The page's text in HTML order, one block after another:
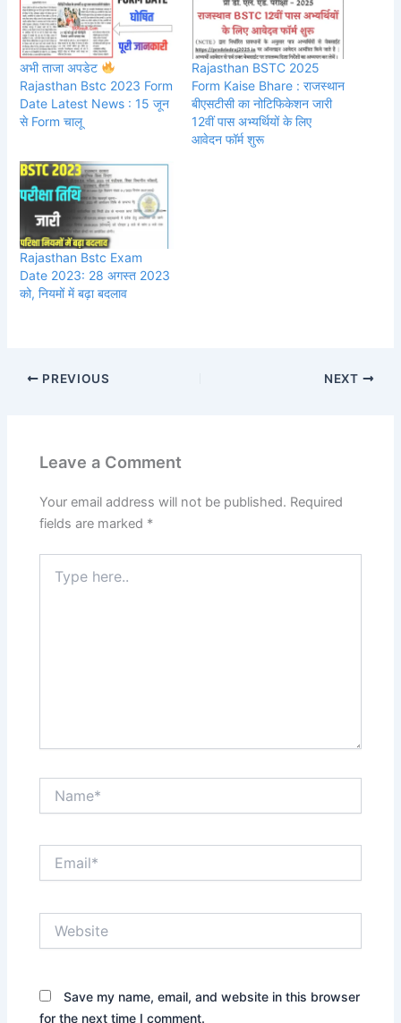
अभी ताजा अपडेट
Rajasthan Bstc 2023 Form
Date Latest News : 15 जून
से Form चालू
Rajasthan BSTC 2025
Form Kaise Bhare : राजस्थान
बीएसटीसी का नोटिफिकेशन जारी
12वीं पास अभ्यर्थियों के लिए
आवेदन फॉर्म शुरू
Rajasthan Bstc Exam
Date 2023: 28 अगस्त 2023
को, नियमों में बढ़ा बदलाव
PREVIOUS NEXT
Leave a Comment
Your email address will not be published. Required
fields are marked *
here..
Save my name, email, and website in this browser
for the next time I comment.